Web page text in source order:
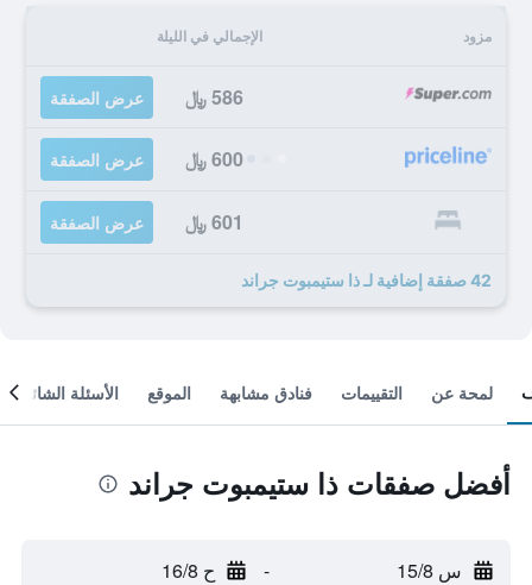
مزود الإجمالي في الليلة
586 ﷼ عرض الصفقة
600 ﷼ عرض الصفقة
601 ﷼ عرض الصفقة
42 صفقة إضافية لـ ذا ستيمبوت جراند
لمحة عن التقييمات فنادق مشابهة الموقع الأسئلة الشائعة
أفضل صفقات ذا ستيمبوت جراند
س 15/8 - ح 16/8